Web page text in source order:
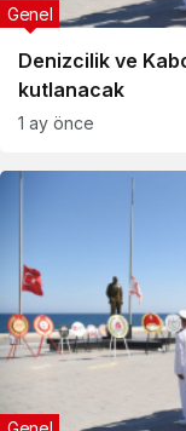
Denizcilik ve
kutlanacak
Genel
1 ay önce